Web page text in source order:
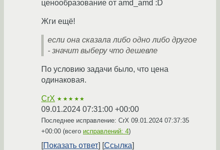
ценообразование от amd_amd :D
Жги ещё!
если она сказала либо одно либо другое
- значит выберу что дешевле
По условию задачи было, что цена
одинаковая.
CrX ★★★★★
09.01.2024 07:31:00 +00:00
Последнее исправление: CrX 09.01.2024 07:37:35
+00:00 (всего исправлений: 4)
Показать ответ Ссылка